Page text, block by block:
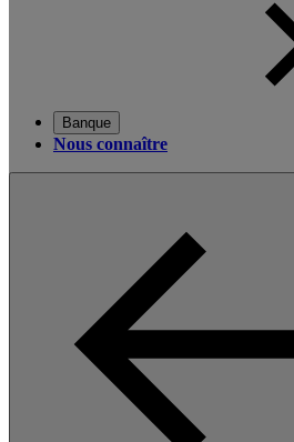
Banque
Nous connaître